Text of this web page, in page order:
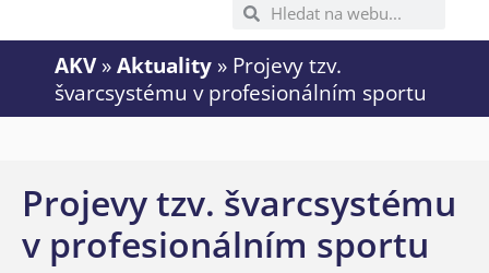
AKV» Aktuality » Projevy tzv.
švarcsystému v profesionálním sportu
Projevy tzv. švarcsystému
v profesionálním sportu